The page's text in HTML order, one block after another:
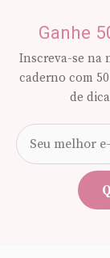
Ganhe
Inscreva-se na
caderno com
de